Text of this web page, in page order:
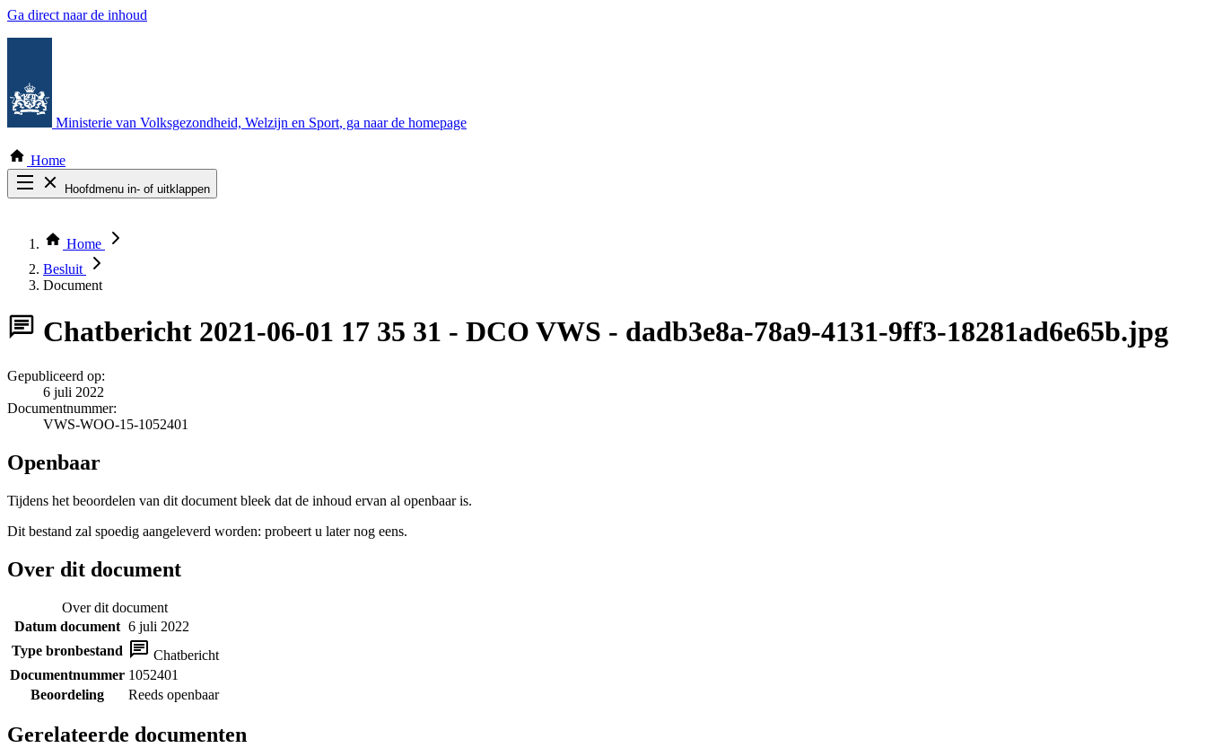
Ga direct naar de inhoud
Ministerie van Volksgezondheid, Welzijn en Sport, ga naar de homepage
Home
Hoofdmenu in- of uitklappen
Thema COVID-19
Bekijk per bestuursorgaan
Home
Besluit
Document
Chatbericht 2021-06-01 17 35 31 - DCO VWS - dadb3e8a-78a9-4131-9ff3-18281ad6e65b.jpg
Gepubliceerd op:
6 juli 2022
Documentnummer:
VWS-WOO-15-1052401
Openbaar
Tijdens het beoordelen van dit document bleek dat de inhoud ervan al openbaar is.
Dit bestand zal spoedig aangeleverd worden: probeert u later nog eens.
Over dit document
Over dit document
Datum document 6 juli 2022
Type bronbestand
Chatbericht
Documentnummer 1052401
Beoordeling
Reeds openbaar
Gerelateerde documenten